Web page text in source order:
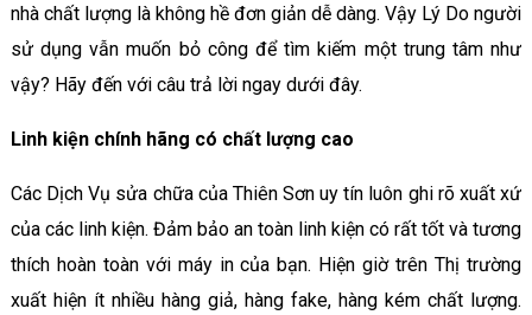
nhà chất lượng là không hề đơn giản dễ dàng. Vậy Lý Do người
sử dụng vẫn muốn bỏ công để tìm kiếm một trung tâm như
vậy? Hãy đến với câu trả lời ngay dưới đây.
Linh kiện chính hãng có chất lượng cao
Các Dịch Vụ sửa chữa của Thiên Sơn uy tín luôn ghi rõ xuất xứ
của các linh kiện. Đảm bảo an toàn linh kiện có rất tốt và tương
thích hoàn toàn với máy in của bạn. Hiện giờ trên Thị trường
xuất hiện ít nhiều hàng giả, hàng fake, hàng kém chất lượng.